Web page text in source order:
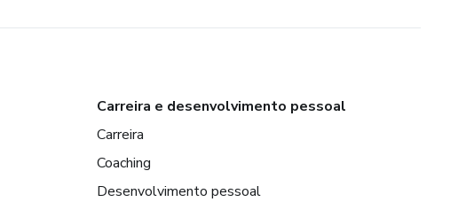
Carreira e desenvolvimento pessoal
Carreira
Coaching
Desenvolvimento pessoal